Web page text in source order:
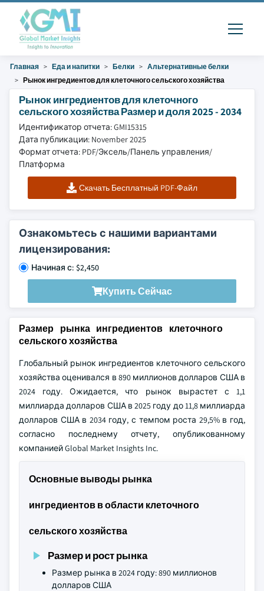
Главная Еда и напитки Белки
Альтернативные белки
Рынок ингредиентов для клеточного сельского хозяйства
Рынок ингредиентов для клеточного
сельского хозяйства Размер и доля 2025 - 2034
Идентификатор отчета: GMI15315
Дата публикации: November 2025
Формат отчета: PDF/Эксель/Панель управления/
Платформа
Скачать Бесплатный PDF-Файл
Ознакомьтесь с нашими вариантами
лицензирования:
Начиная с: $2,450
Купить Сейчас
Размер рынка ингредиентов клеточного
сельского хозяйства
Глобальный рынок ингредиентов клеточного сельского
хозяйства оценивался в 890 миллионов долларов США в
2024 году. Ожидается, что рынок вырастет с 1,1
миллиарда долларов США в 2025 году до 11,8 миллиарда
долларов США в 2034 году, с темпом роста 29,5% в год,
согласно последнему отчету, опубликованному
компанией Global Market Insights Inc.
Основные выводы рынка
ингредиентов в области клеточного
сельского хозяйства
Размер и рост рынка
Размер рынка в 2024 году: 890 миллионов
долларов США